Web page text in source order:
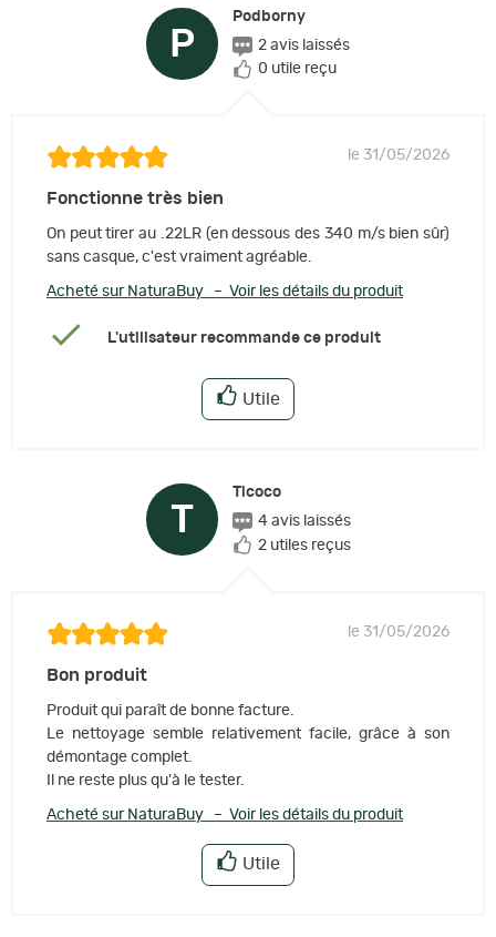
P
Podborny
2 avis laissés
0 utile reçu
le 31/05/2026
Fonctionne très bien
On peut tirer au .22LR (en dessous des 340 m/s bien sûr)
sans casque, c'est vraiment agréable.
Acheté sur NaturaBuy – Voir les détails du produit
L'utilisateur recommande ce produit
Utile
T
Ticoco
4 avis laissés
2 utiles reçus
le 31/05/2026
Bon produit
Produit qui paraît de bonne facture.
Le nettoyage semble relativement facile, grâce à son
démontage complet.
Il ne reste plus qu'à le tester.
Acheté sur NaturaBuy – Voir les détails du produit
Utile